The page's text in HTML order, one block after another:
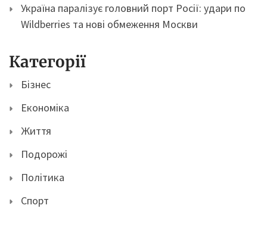
Україна паралізує головний порт Росії: удари по
Wildberries та нові обмеження Москви
Категорії
Бізнес
Економіка
Життя
Подорожі
Політика
Спорт